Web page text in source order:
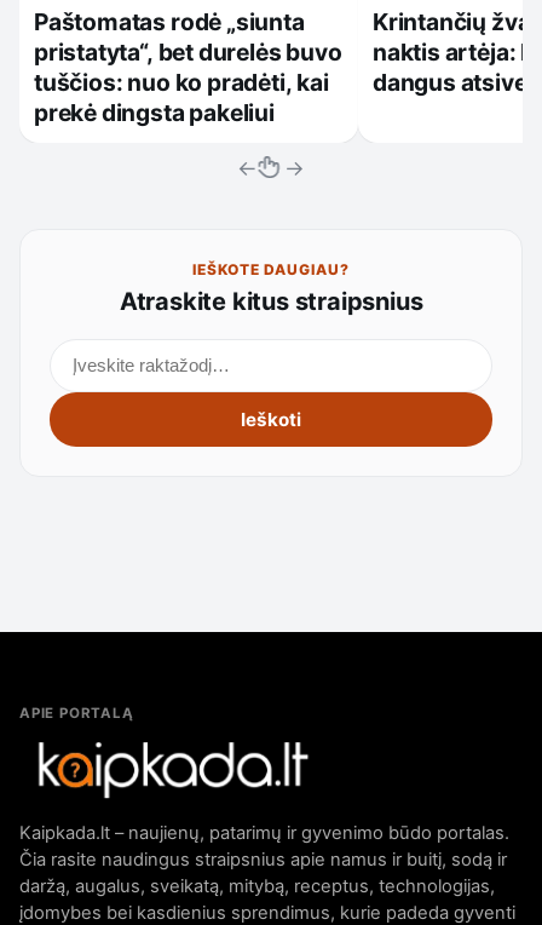
Paštomatas rodė „siunta
pristatyta“, bet durelės buvo
tuščios: nuo ko pradėti, kai
prekė dingsta pakeliui
Krintančių
naktis artėja:
dangus
← →
IEŠKOTE DAUGIAU?
Atraskite kitus straipsnius
Ieškoti
APIE PORTALĄ
Kaipkada.lt – naujienų, patarimų ir gyvenimo būdo portalas.
Čia rasite naudingus straipsnius apie namus ir buitį, sodą ir
daržą, augalus, sveikatą, mitybą, receptus, technologijas,
įdomybes bei kasdienius sprendimus, kurie padeda gyventi